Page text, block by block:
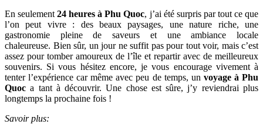
En seulement24 heures à Phu Quoc, j’ai été surpris par tout ce que
l’on peut vivre : des beaux paysages, une nature riche, une
gastronomie pleine de saveurs et une ambiance locale
chaleureuse. Bien sûr, un jour ne suffit pas pour tout voir, mais c’est
assez pour tomber amoureux de l’île et repartir avec de meilleureux
souvenirs. Si vous hésitez encore, je vous encourage vivement à
tenter l’expérience car même avec peu de temps, un voyage à Phu
Quoc a tant à découvrir. Une chose est sûre, j’y reviendrai plus
longtemps la prochaine fois !
Savoir plus: